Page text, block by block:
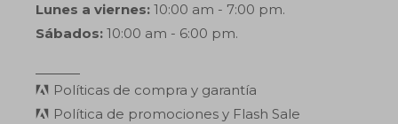
Lunes a viernes: 10:00 am - 7:00 pm.
Sábados: 10:00 am - 6:00 pm.
Políticas de compra y garantía
Política de promociones y Flash Sale